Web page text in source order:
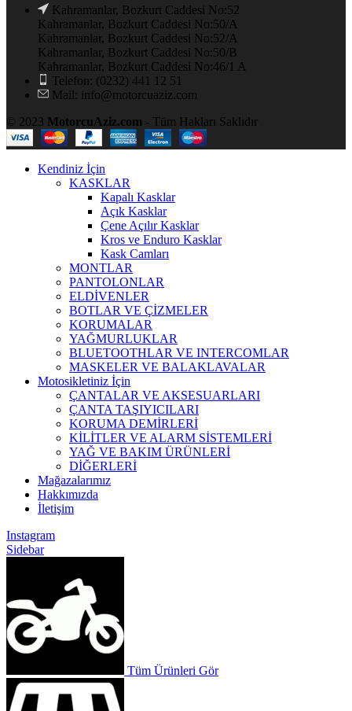
Kahramanlar, Bozkurt Caddesi No:52
Kahramanlar, Bozkurt Caddesi No:50/A
Kahramanlar, Bozkurt Caddesi No:52/A
Kahramanlar, Bozkurt Caddesi No:50/B
Kahramanlar, Bozkurt Caddesi No:46/1 A
Telefon: (0232) 441 12 51
Mail: info@motorcuaziz.com
© 2023 MotorcuAziz.com - Tüm Hakları Saklıdır
Kendiniz İçin
KASKLAR
Kapalı Kasklar
Açık Kasklar
Çene Açılır Kasklar
Kros ve Enduro Kasklar
Kask Camları
MONTLAR
PANTOLONLAR
ELDİVENLER
BOTLAR VE ÇİZMELER
KORUMALAR
YAĞMURLUKLAR
BLUETOOTHLAR VE INTERCOMLAR
MASKELER VE BALAKLAVALAR
Motosikletiniz İçin
ÇANTALAR VE AKSESUARLARI
ÇANTA TAŞIYICILARI
KORUMA DEMİRLERİ
KİLİTLER VE ALARM SİSTEMLERİ
YAĞ VE BAKIM ÜRÜNLERİ
DİĞERLERİ
Mağazalarımız
Hakkımızda
İletişim
Instagram
Sidebar
Tüm Ürünleri Gör